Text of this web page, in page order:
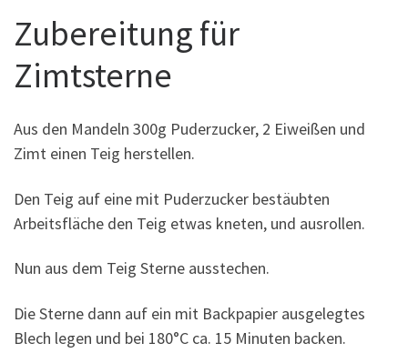
Zubereitung für
Zimtsterne
Aus den Mandeln 300g Puderzucker, 2 Eiweißen und
Zimt einen Teig herstellen.
Den Teig auf eine mit Puderzucker bestäubten
Arbeitsfläche den Teig etwas kneten, und ausrollen.
Nun aus dem Teig Sterne ausstechen.
Die Sterne dann auf ein mit Backpapier ausgelegtes
Blech legen und bei 180°C ca. 15 Minuten backen.